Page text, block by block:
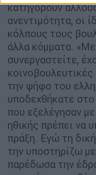
κατηγορούν
ανεντιμότητα, οι
κόλπους τους
άλλα κόμματα.
συνεργαστείτε,
την ψήφο του
υποδεχθήκατε
που εξελέγησαν
ηθικής πρέπει να
πράξη. Εγώ τη
την υποστηρίζω
παρέδωσα την